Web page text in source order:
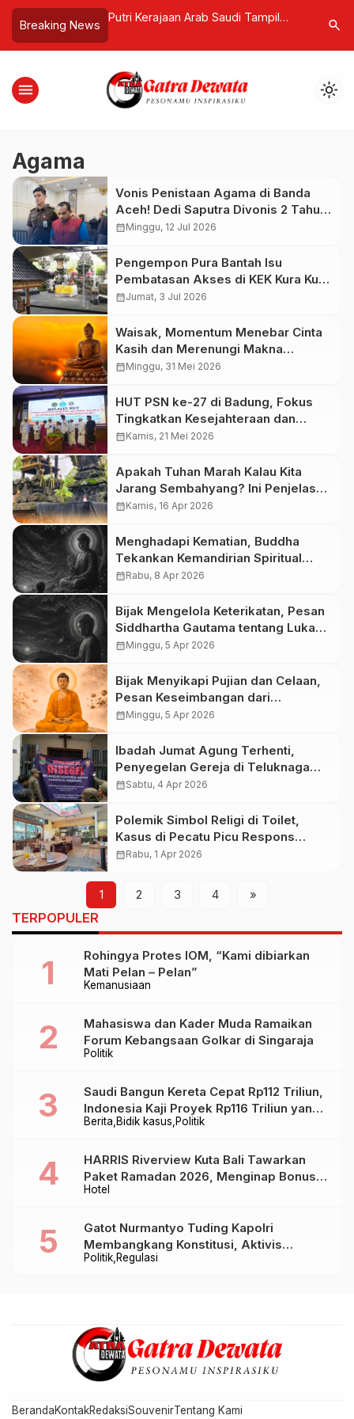
Breaking News
Senyawa
Putri Kerajaan Arab Saudi Tampil
saat Liburan di Pulau Dewata
search
menu light_mode
Agama
Vonis Penistaan Agama di Banda
Aceh! Dedi Saputra Divonis 2 Tahun
Penjara, Hakim Pertimbangkan
calendar_monthMinggu, 12 Jul 2026
Pengempon Pura Bantah Isu
Pembatasan Akses di KEK Kura Kura
Bali! Umat Tetap Bebas
calendar_monthJumat, 3 Jul 2026
Waisak, Momentum Menebar Cinta
Kasih dan Merenungi Makna
Kehidupan
calendar_monthMinggu, 31 Mei 2026
HUT PSN ke-27 di Badung, Fokus
Tingkatkan Kesejahteraan dan
Kompetensi Pinandita dan
calendar_monthKamis, 21 Mei 2026
Apakah Tuhan Marah Kalau Kita
Jarang Sembahyang? Ini Penjelasan
dalam Ajaran Hindu
calendar_monthKamis, 16 Apr 2026
Menghadapi Kematian, Buddha
Tekankan Kemandirian Spiritual
sebagai Kunci Keselamatan
calendar_monthRabu, 8 Apr 2026
Bijak Mengelola Keterikatan, Pesan
Siddhartha Gautama tentang Luka
Perpisahan
calendar_monthMinggu, 5 Apr 2026
Bijak Menyikapi Pujian dan Celaan,
Pesan Keseimbangan dari
Siddhartha Gautama
calendar_monthMinggu, 5 Apr 2026
Ibadah Jumat Agung Terhenti,
Penyegelan Gereja di Teluknaga
Picu Sorotan Publik
calendar_monthSabtu, 4 Apr 2026
Polemik Simbol Religi di Toilet,
Kasus di Pecatu Picu Respons
Organisasi
calendar_monthRabu, 1 Apr 2026
1 2 3 4 »
TERPOPULER
Kemanusiaan
Rohingya Protes IOM, “Kami dibiarkan
Mati Pelan – Pelan”
Politik
Mahasiswa dan Kader Muda Ramaikan
Forum Kebangsaan Golkar di Singaraja
Berita Bidik kasus Politik
Saudi Bangun Kereta Cepat Rp112 Triliun,
Indonesia Kaji Proyek Rp116 Triliun yang
Baru Sampai Bandung
Hotel
HARRIS Riverview Kuta Bali Tawarkan
Paket Ramadan 2026, Menginap Bonus
Takjil hingga Bukber Mulai Rp88.888
Politik Regulasi
Gatot Nurmantyo Tuding Kapolri
Membangkang Konstitusi, Aktivis
Tegaskan Polri Tak Punya Sejarah
BerandaKontakRedaksiSouvenirTentang Kami